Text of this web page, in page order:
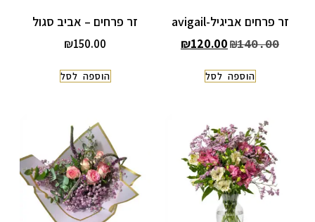
זר פרחים אביגיל-avigail
₪140.00
₪120.00
הוספה לסל
זר פרחים – אביב סגול
₪150.00
הוספה לסל